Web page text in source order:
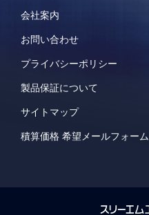
会社案内
お問い合わせ
プライバシーポリシー
製品保証について
サイトマップ
積算価格 希望メールフォーム